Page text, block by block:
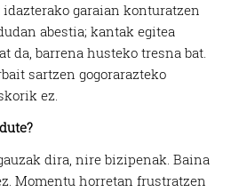
garaian konturatzen
abestia; kantak egitea
da, barrena husteko tresna bat.
sartzen gogorarazteko
ez.
dira, nire bizipenak. Baina
Momentu horretan frustratzen